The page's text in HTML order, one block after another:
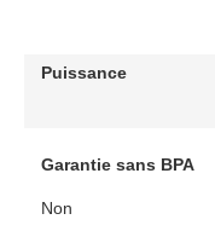
Puissance
Garantie sans BPA
Non